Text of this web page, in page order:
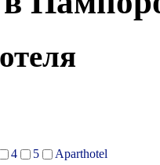
4 5 Aparthotel